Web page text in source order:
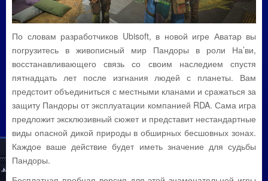
По словам разработчиков Ubisoft, в новой игре Аватар вы
погрузитесь в живописный мир Пандоры в роли На’ви,
восстанавливающего связь со своим наследием спустя
пятнадцать лет после изгнания людей с планеты. Вам
предстоит объединиться с местными кланами и сражаться за
защиту Пандоры от эксплуатации компанией RDA. Сама игра
предложит эксклюзивный сюжет и представит нестандартные
виды опасной дикой природы в обширных бесшовных зонах.
Каждое ваше действие будет иметь значение для судьбы
Пандоры.